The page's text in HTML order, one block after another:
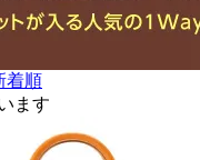
着順
ます